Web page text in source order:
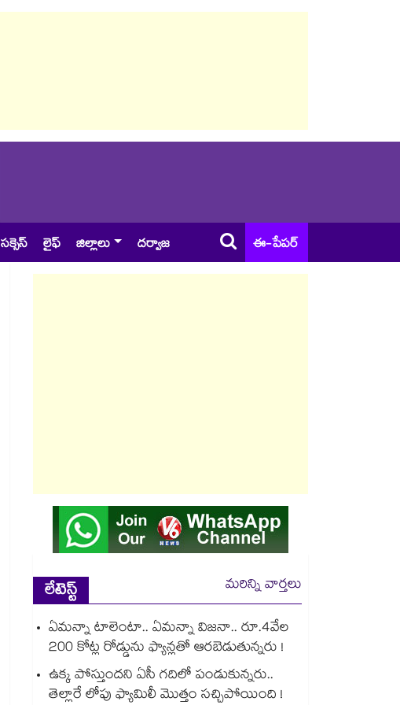
సక్సెస్ లైఫ్ జిల్లాలు దర్వాజ ఈ-పేపర్
లేటెస్ట్
మరిన్ని వార్తలు
ఏమన్నా టాలెంటా.. ఏమన్నా విజనా.. రూ.4వేల
200 కోట్ల రోడ్డును ఫ్యాన్లతో ఆరబెడుతున్నరు !
ఉక్క పోస్తుందని ఏసీ గదిలో పండుకున్నరు..
తెల్లారే లోపు ఫ్యామిలీ మొత్తం సచ్చిపోయింది !